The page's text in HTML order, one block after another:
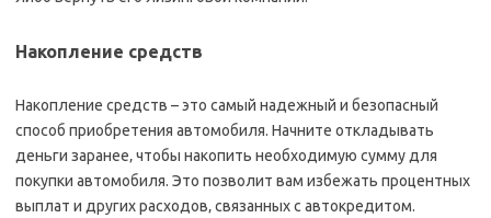
Накопление средств
Накопление средств – это самый надежный и безопасный
способ приобретения автомобиля. Начните откладывать
деньги заранее‚ чтобы накопить необходимую сумму для
покупки автомобиля. Это позволит вам избежать процентных
выплат и других расходов‚ связанных с автокредитом.